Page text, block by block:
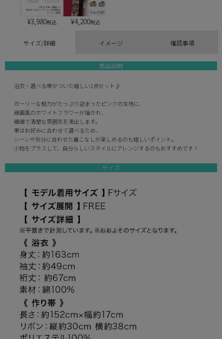
¥3,980税込 ¥4,200税込
サイズ/詳細 イメージ 確認事項
商品説明
浴衣・選べる帯がついた嬉しい2点セット♪
ガーリーな魅力がたっぷり詰まったピンクの生地に、
線画風のホワイトフラワーが描かれ、
繊細で清楚な雰囲気を演出します。
帯はお好みに合わせて選べるため、
シーンや気分に合わせた着こなしが楽しめるのも嬉しいポイント。
小物をプラスして、自分らしいスタイルにアレンジするのもおすすめです！
サイズ